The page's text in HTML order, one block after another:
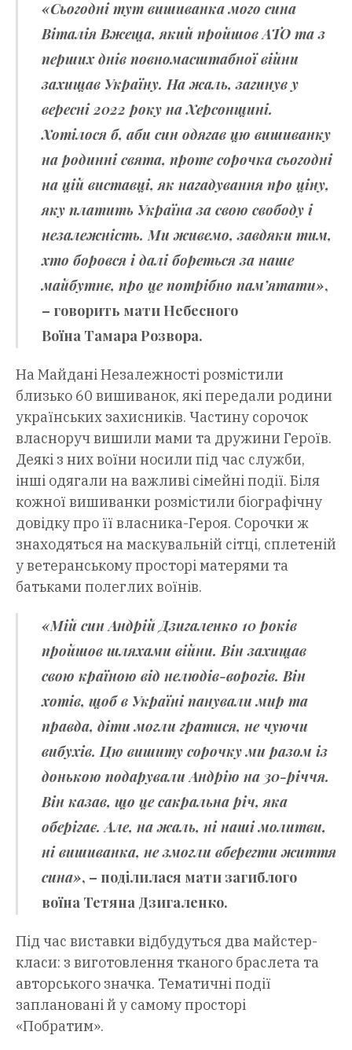
«Сьогодні тут вишиванка мого сина
Віталія Вжеща, який пройшов АТО та з
перших днів повномасштабної війни
захищав Україну. На жаль, загинув у
вересні 2022 року на Херсонщині.
Хотілося б, аби син одягав цю вишиванку
на родинні свята, проте сорочка сьогодні
на цій виставці, як нагадування про ціну,
яку платить Україна за свою свободу і
незалежність. Ми живемо, завдяки тим,
хто боровся і далі бореться за наше
майбутнє, про це потрібно пам’ятати»,
– говорить мати Небесного
Воїна Тамара Розвора.
На Майдані Незалежності розмістили
близько 60 вишиванок, які передали родини
українських захисників. Частину сорочок
власноруч вишили мами та дружини Героїв.
Деякі з них воїни носили під час служби,
інші одягали на важливі сімейні події. Біля
кожної вишиванки розмістили біографічну
довідку про її власника-Героя. Сорочки ж
знаходяться на маскувальній сітці, сплетеній
у ветеранському просторі матерями та
батьками полеглих воїнів.
«Мій син Андрій Дзигаленко 10 років
пройшов шляхами війни. Він захищав
свою країною від нелюдів-ворогів. Він
хотів, щоб в Україні панували мир та
правда, діти могли гратися, не чуючи
вибухів. Цю вишиту сорочку ми разом із
донькою подарували Андрію на 30-річчя.
Він казав, що це сакральна річ, яка
оберігає. Але, на жаль, ні наші молитви,
ні вишиванка, не змогли вберегти життя
сина», – поділилася мати загиблого
воїна Тетяна Дзигаленко.
Під час виставки відбудуться два майстер-
класи: з виготовлення тканого браслета та
авторського значка. Тематичні події
заплановані й у самому просторі
«Побратим».